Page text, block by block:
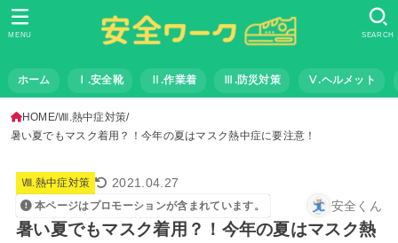
ホーム Ⅰ.安全靴 Ⅱ.作業着 Ⅲ.防災対策 Ⅴ.ヘルメット
SEARCH
MENU
HOME Ⅷ.熱中症対策
暑い夏でもマスク着用？！今年の夏はマスク熱中症に要注意！
Ⅷ.熱中症対策 2021.04.27
本ページはプロモーションが含まれています。 安全くん
暑い夏でもマスク着用？！今年の夏はマスク熱